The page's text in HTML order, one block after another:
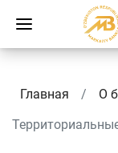
Главная О